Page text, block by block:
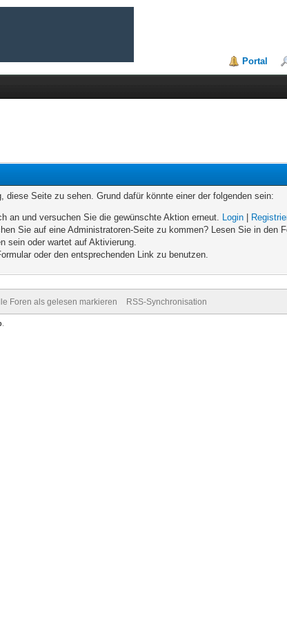
Portal
Seite zu sehen. Grund dafür könnte einer der folgenden sein:
an und versuchen Sie die gewünschte Aktion erneut. Login
Sie auf eine Administratoren-Seite zu kommen? Lesen Sie in den
sein oder wartet auf Aktivierung.
oder den entsprechenden Link zu benutzen.
Foren als gelesen markieren RSS-Synchronisation
.